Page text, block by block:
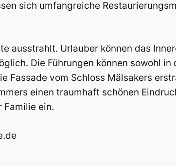
sich umfangreiche
ausstrahlt. Urlauber können das
Die Führungen können sowohl
Fassade vom Schloss Mälsakers
einen traumhaft schönen
Familie ein.